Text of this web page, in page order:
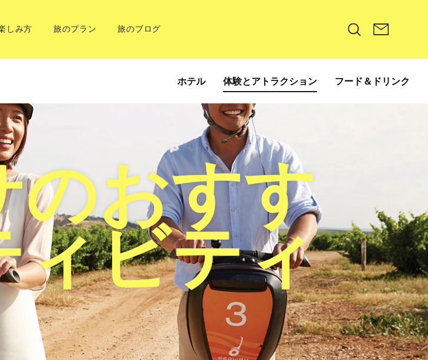
しみ方 旅のプラン 旅のブログ Search
ホテル 体験とアトラクション フード＆ドリンク
のおすす
ィビティ